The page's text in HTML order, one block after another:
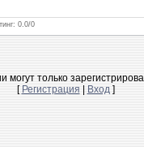
: 0.0/0
могут только
[Регистрация|Вход]